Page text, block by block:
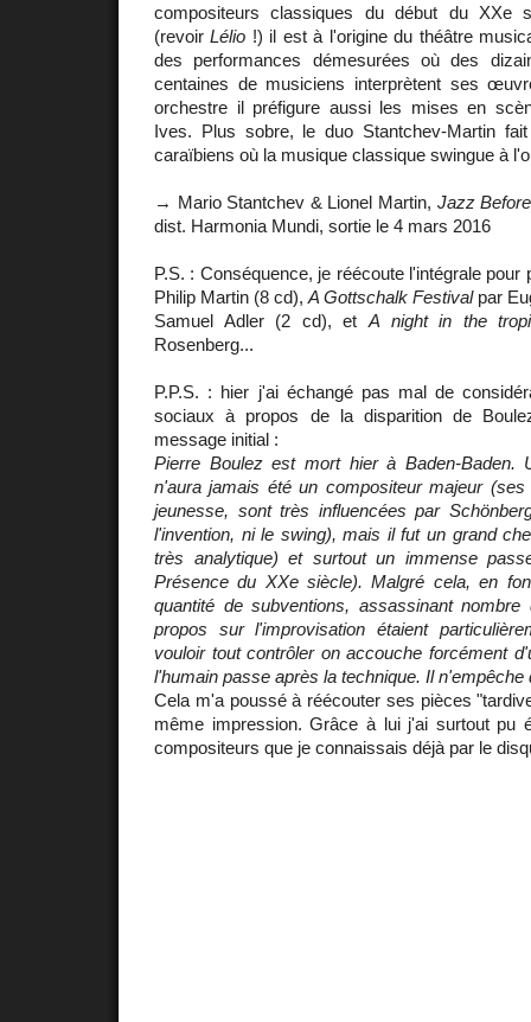
compositeurs classiques du début du XXe
(revoirLélio !) il est à l'origine du théâtre
des performances démesurées où des
centaines de musiciens interprètent ses
orchestre il préfigure aussi les mises en
Ives. Plus sobre, le duo Stantchev-Martin
caraïbiens où la musique classique swingue à
→ Mario Stantchev & Lionel Martin, Jazz
dist. Harmonia Mundi, sortie le 4 mars 2016
P.S. : Conséquence, je réécoute l'intégrale pour
Philip Martin (8 cd), A Gottschalk Festivalpar
Samuel Adler (2 cd), et A night in the
Rosenberg...
P.P.S. : hier j'ai échangé pas mal de
sociaux à propos de la disparition de
message initial :
Pierre Boulez est mort hier à Baden-Baden.
n'aura jamais été un compositeur majeur
jeunesse, sont très influencées par
l'invention, ni le swing), mais il fut un grand
très analytique) et surtout un immense
Présence du XXe siècle). Malgré cela, en
quantité de subventions, assassinant nombre
propos sur l'improvisation étaient
vouloir tout contrôler on accouche forcément
l'humain passe après la technique. Il
Cela m'a poussé à réécouter ses pièces
même impression. Grâce à lui j'ai surtout pu
compositeurs que je connaissais déjà par le